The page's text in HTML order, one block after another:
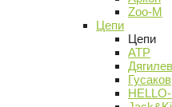
Zoo-M
Цепи
Цепи
АТР
Дягилев
Гусаков